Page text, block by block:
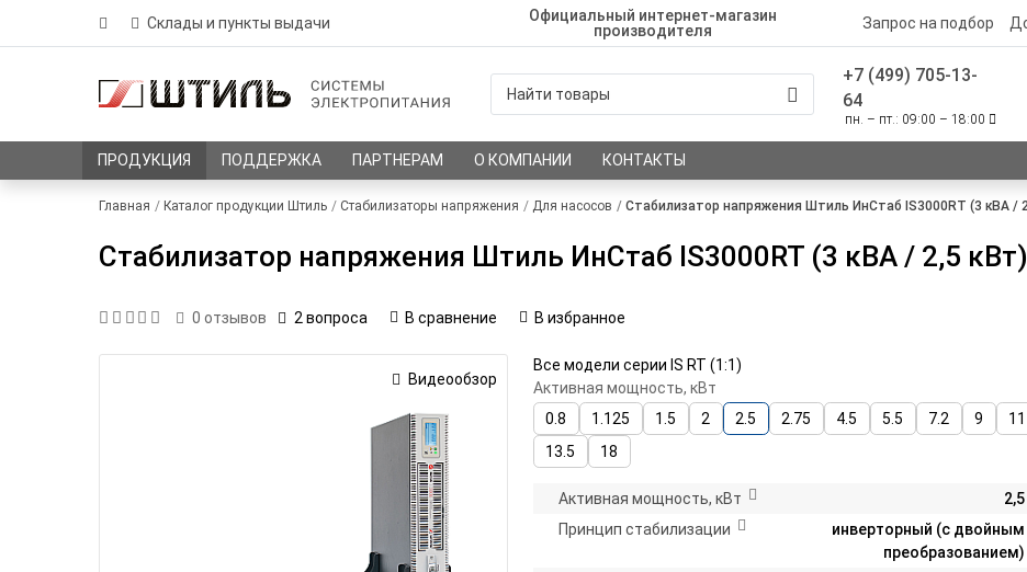
Склады и пункты выдачи
Официальный интернет-магазин
производителя
Запрос на подбор
+7 (499) 705-13-
64
пн. – пт.: 09:00 – 18:00
ПРОДУКЦИЯ ПОДДЕРЖКА ПАРТНЕРАМ О КОМПАНИИ КОНТАКТЫ
Главная Каталог продукции Штиль Стабилизаторы напряжения Для насосов Стабилизатор напряжения Штиль ИнСтаб IS3000RT (3 кВА /
Стабилизатор напряжения Штиль ИнСтаб IS3000RT (3 кВА / 2,5 кВт)
0 отзывов 2 вопроса В сравнение В избранное
Видеообзор
Все модели серии IS RT (1:1)
Активная мощность, кВт
0.8
1.125 1.5 2 2.5 2.75 4.5 5.5 7.2 9
11
13.5
18
Активная мощность, кВт
2,5
Принцип стабилизации
инверторный (с двойным
преобразованием)